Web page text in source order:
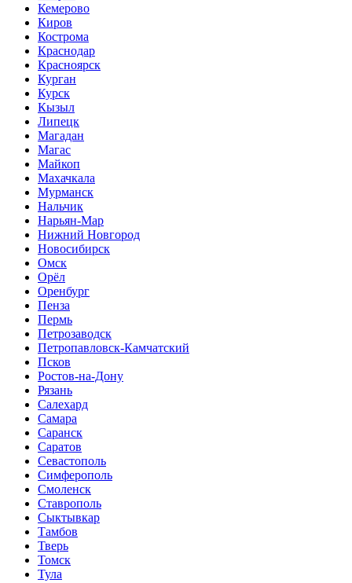
Кемерово
Киров
Кострома
Краснодар
Красноярск
Курган
Курск
Кызыл
Липецк
Магадан
Магас
Майкоп
Махачкала
Мурманск
Нальчик
Нарьян-Мар
Нижний Новгород
Новосибирск
Омск
Орёл
Оренбург
Пенза
Пермь
Петрозаводск
Петропавловск-Камчатский
Псков
Ростов-на-Дону
Рязань
Салехард
Самара
Саранск
Саратов
Севастополь
Симферополь
Смоленск
Ставрополь
Сыктывкар
Тамбов
Тверь
Томск
Тула